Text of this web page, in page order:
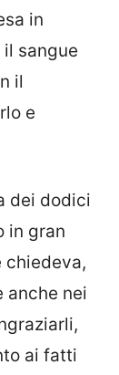
in
sangue
il
e
dei dodici
in gran
chiedeva,
anche nei
ai fatti